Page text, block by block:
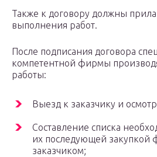
Также к договору должны
выполнения работ.
После подписания договора
компетентной фирмы
работы:
Выезд к заказчику и
Составление списка
их последующей закупкой
заказчиком;